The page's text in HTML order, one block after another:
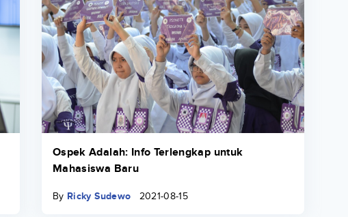
Ospek Adalah: Info Terlengkap untuk
Mahasiswa Baru
By Ricky Sudewo 2021-08-15